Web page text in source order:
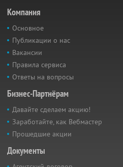
Компания
Основное
Публикации о нас
Вакансии
Правила сервиса
Ответы на вопросы
Бизнес-Партнёрам
Давайте сделаем акцию!
Заработайте, как Вебмастер
Прошедшие акции
Документы